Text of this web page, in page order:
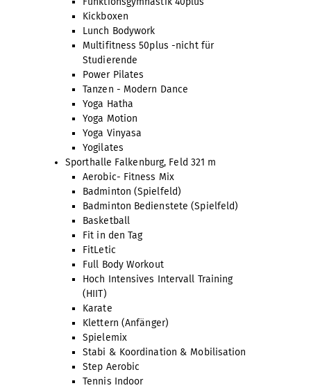
Kickboxen
Lunch Bodywork
Multifitness 50plus -nicht für
Studierende
Power Pilates
Tanzen - Modern Dance
Yoga Hatha
Yoga Motion
Yoga Vinyasa
Yogilates
Sporthalle Falkenburg, Feld 321 m
Aerobic- Fitness Mix
Badminton (Spielfeld)
Badminton Bedienstete (Spielfeld)
Basketball
Fit in den Tag
FitLetic
Full Body Workout
Hoch Intensives Intervall Training
(HIIT)
Karate
Klettern (Anfänger)
Spielemix
Stabi & Koordination & Mobilisation
Step Aerobic
Tennis Indoor